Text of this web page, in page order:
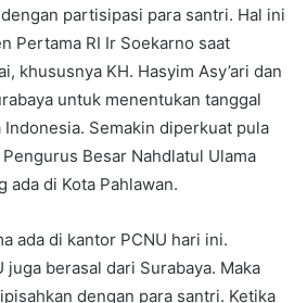
partisipasi para santri. Hal ini
Pertama RI Ir Soekarno saat
khususnya KH. Hasyim Asy’ari dan
untuk menentukan tanggal
Semakin diperkuat pula
Besar Nahdlatul Ulama
ada di Kota Pahlawan.
ada di kantor PCNU hari ini.
juga berasal dari Surabaya. Maka
dengan para santri. Ketika